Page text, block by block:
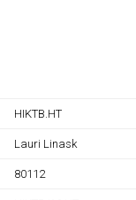
HIKTB.HT
Lauri Linask
80112